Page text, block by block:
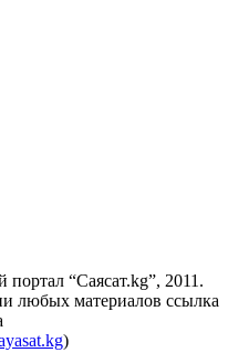
“Саясат.kg”, 2011.
любых материалов ссылка
)